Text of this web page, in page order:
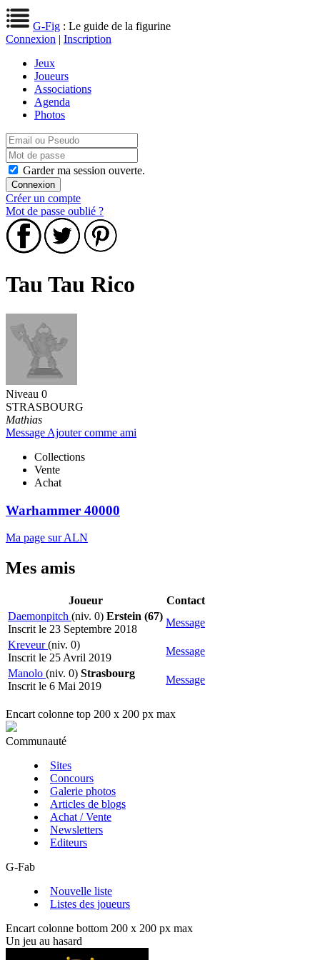
G-Fig : Le guide de la figurine
Connexion | Inscription
Jeux
Joueurs
Associations
Agenda
Photos
Garder ma session ouverte.
Créer un compte
Mot de passe oublié ?
Tau Tau Rico
Niveau 0
STRASBOURG
Mathias
Message Ajouter comme ami
Collections
Vente
Achat
Warhammer 40000
Ma page sur ALN
Mes amis
Joueur
Contact
Daemonpitch (niv. 0) Erstein (67)
Inscrit le 23 Septembre 2018
Message
Kreveur(niv. 0)
Inscrit le 25 Avril 2019
Message
Manolo (niv. 0) Strasbourg
Inscrit le 6 Mai 2019
Message
Encart colonne top 200 x 200 px max
Communauté
Sites
Concours
Galerie photos
Articles de blogs
Achat / Vente
Newsletters
Editeurs
G-Fab
Nouvelle liste
Listes des joueurs
Encart colonne bottom 200 x 200 px max
Un jeu au hasard